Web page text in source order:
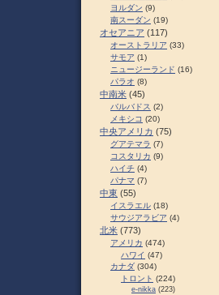
ヨルダン (9)
南スーダン (19)
オセアニア (117)
オーストラリア (33)
サモア (1)
ニュージーランド (16)
パラオ (8)
中南米 (45)
バルバドス (2)
メキシコ (20)
中央アメリカ (75)
グアテマラ (7)
コスタリカ (9)
ハイチ (4)
パナマ (7)
中東 (55)
イスラエル (18)
サウジアラビア (4)
北米 (773)
アメリカ (474)
ハワイ (47)
カナダ (304)
トロント (224)
e-nikka (223)